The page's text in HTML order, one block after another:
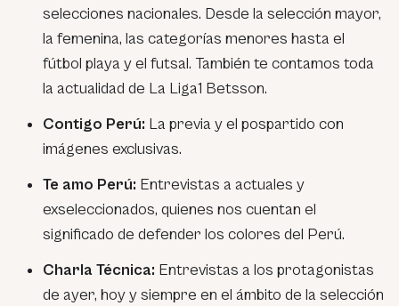
selecciones nacionales. Desde la selección mayor,
la femenina, las categorías menores hasta el
fútbol playa y el futsal. También te contamos toda
la actualidad de La Liga1 Betsson.
Contigo Perú: La previa y el pospartido con
imágenes exclusivas.
Te amo Perú: Entrevistas a actuales y
exseleccionados, quienes nos cuentan el
significado de defender los colores del Perú.
Charla Técnica: Entrevistas a los protagonistas
de ayer, hoy y siempre en el ámbito de la selección